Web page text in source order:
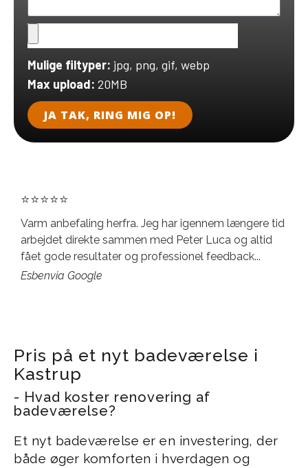
Mulige filtyper: jpg, png, gif, webp
Max upload: 20MB
JA TAK, RING MIG OP!
⭐⭐⭐⭐⭐
Varm anbefaling herfra. Jeg har igennem længere tid
arbejdet direkte sammen med Peter Luca og altid
fået gode resultater og professionel feedback...
Esbenvia Google
Pris på et nyt badeværelse i
Kastrup
- Hvad koster renovering af
badeværelse?
Et nyt badeværelse er en investering, der
både øger komforten i hverdagen og